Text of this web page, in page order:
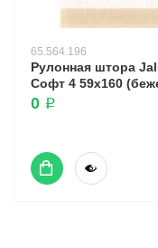
65.564.196
Рулонная штора
Софт 4 59x160
0 ₽